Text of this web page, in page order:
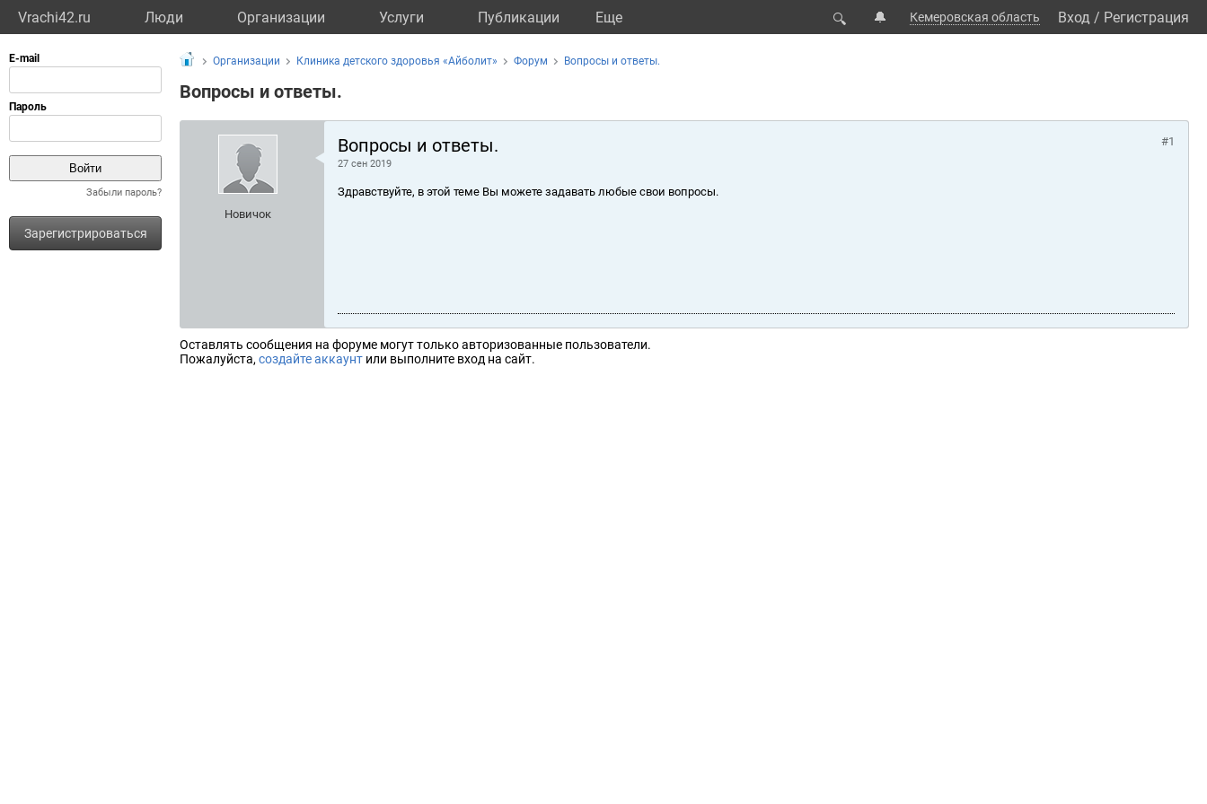
Vrachi42.ru Люди Организации Услуги Публикации Eще 🔍 🔔 Кемеровская область Вход / Регистрация
Забыли пароль?
Зарегистрироваться
Организации Клиника детского здоровья «Айболит» Форум Вопросы и ответы.
Вопросы и ответы.
Новичок
Вопросы и ответы.
27 сен 2019
#1
Здравствуйте, в этой теме Вы можете задавать любые свои вопросы.
Оставлять сообщения на форуме могут только авторизованные пользователи.
Пожалуйста, создайте аккаунт или выполните вход на сайт.